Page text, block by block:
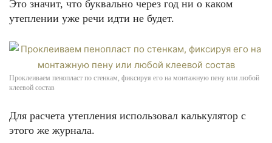
Это значит, что буквально через год ни о каком
утеплении уже речи идти не будет.
Проклеиваем пенопласт по стенкам, фиксируя его на монтажную пену или любой
клеевой состав
Для расчета утепления использовал калькулятор с
этого же журнала.